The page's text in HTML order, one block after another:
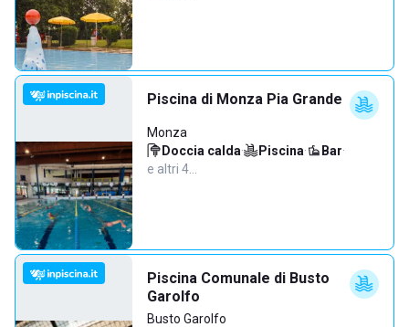
Piscina di Monza Pia Grande
Monza
Doccia calda· Piscina· Bar·
e altri 4…
Piscina Comunale di Busto
Garolfo
Busto Garolfo